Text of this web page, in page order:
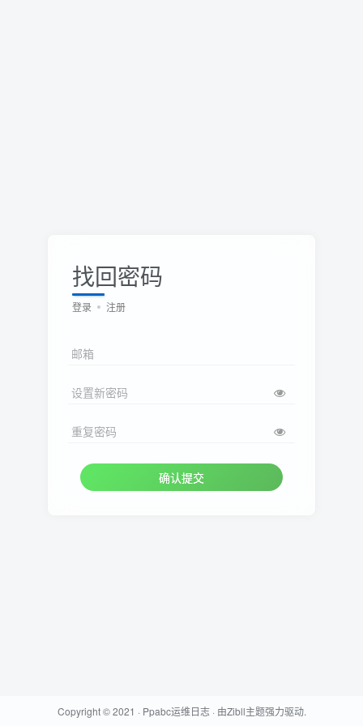
找回密码
登录 注册
邮箱
设置新密码
重复密码
确认提交
Copyright © 2021 · Ppabc运维日志· 由Zibll主题强力驱动.